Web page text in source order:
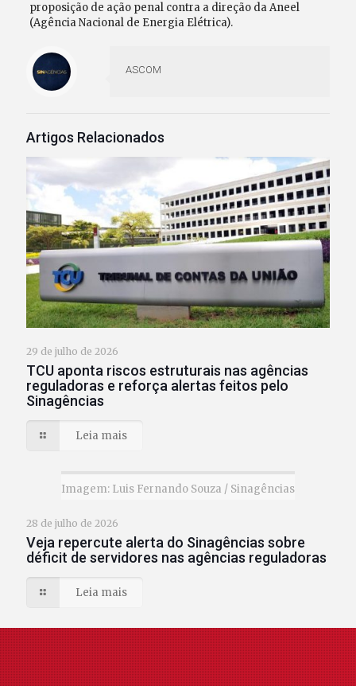
proposição de ação penal contra a direção da Aneel
(Agência Nacional de Energia Elétrica).
ASCOM
Artigos Relacionados
29 de julho de 2026
TCU aponta riscos estruturais nas agências
reguladoras e reforça alertas feitos pelo
Sinagências
Leia mais
Imagem: Luis Fernando Souza / Sinagências
28 de julho de 2026
Veja repercute alerta do Sinagências sobre
déficit de servidores nas agências reguladoras
Leia mais